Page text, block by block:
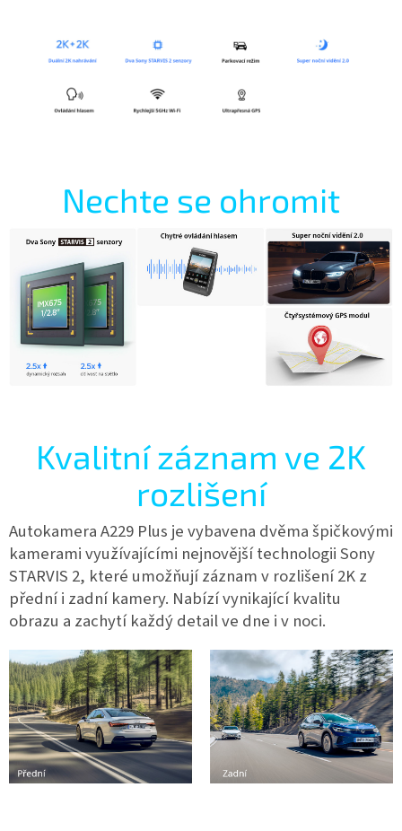
Nechte se ohromit
Kvalitní záznam ve 2K
rozlišení
Autokamera A229 Plus je vybavena dvěma špičkovými
kamerami využívajícími nejnovější technologii Sony
STARVIS 2, které umožňují záznam v rozlišení 2K z
přední i zadní kamery. Nabízí vynikající kvalitu
obrazu a zachytí každý detail ve dne i v noci.